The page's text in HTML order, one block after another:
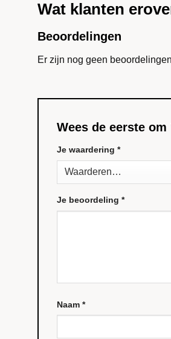
Wat klanten
Beoordelingen
Er zijn nog geen
Wees de eerste
Je waardering *
Je beoordeling *
Naam *